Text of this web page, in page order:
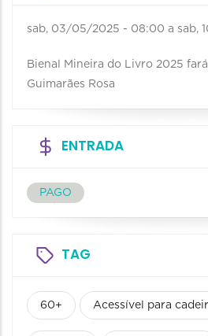
sab, 03/05/2025 - 08:00 a sab,
Bienal Mineira do Livro 2025
Guimarães Rosa
ENTRADA
PAGO
TAG
60+ Acessível para